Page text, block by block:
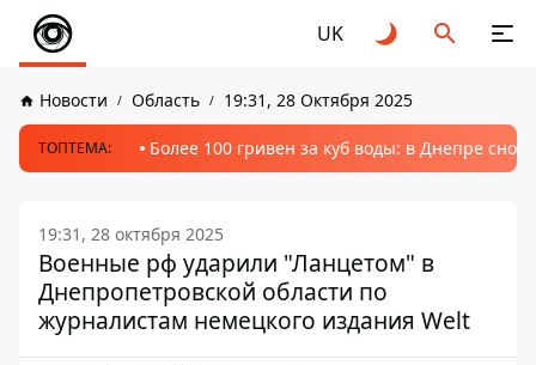
UK
Новости Область 19:31, 28 Октября 2025
ТОПТЕМА: Более 100 гривен за куб воды: в Днепре
19:31, 28 октября 2025
Военные рф ударили "Ланцетом" в
Днепропетровской области по
журналистам немецкого издания Welt